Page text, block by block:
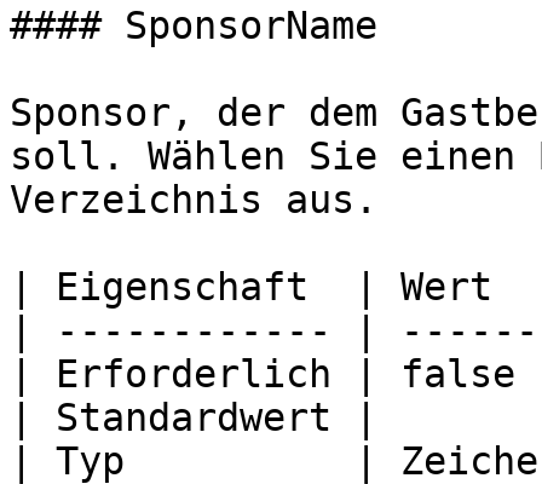
#### SponsorName
Sponsor, der dem
soll. Wählen Sie einen
Verzeichnis aus.
| Eigenschaft  |
| ------------ |
| Erforderlich |
| Standardwert |
| Typ          |